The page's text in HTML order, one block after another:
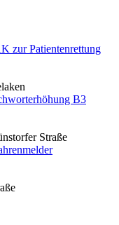
zur Patientenrettung
B3
Straße